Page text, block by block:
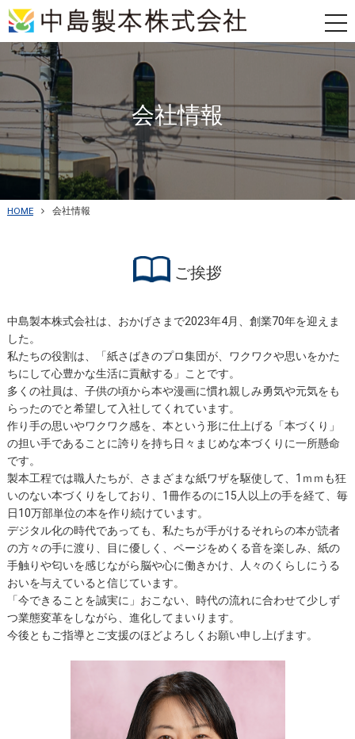
会社情報
HOME 会社情報
ご挨拶
中島製本株式会社は、おかげさまで2023年4月、創業70年を迎えま
した。
私たちの役割は、「紙さばきのプロ集団が、ワクワクや思いをかた
ちにして心豊かな生活に貢献する」ことです。
多くの社員は、子供の頃から本や漫画に慣れ親しみ勇気や元気をも
らったのでと希望して入社してくれています。
作り手の思いやワクワク感を、本という形に仕上げる「本づくり」
の担い手であることに誇りを持ち日々まじめな本づくりに一所懸命
です。
製本工程では職人たちが、さまざまな紙ワザを駆使して、1ｍｍも狂
いのない本づくりをしており、1冊作るのに15人以上の手を経て、毎
日10万部単位の本を作り続けています。
デジタル化の時代であっても、私たちが手がけるそれらの本が読者
の方々の手に渡り、目に優しく、ページをめくる音を楽しみ、紙の
手触りや匂いを感じながら脳や心に働きかけ、人々のくらしにうる
おいを与えていると信じています。
「今できることを誠実に」おこない、時代の流れに合わせて少しず
つ業態変革をしながら、進化してまいります。
今後ともご指導とご支援のほどよろしくお願い申し上げます。